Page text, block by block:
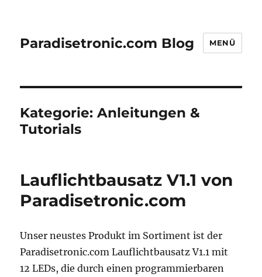
Paradisetronic.com Blog MENÜ
Kategorie:Anleitungen &
Tutorials
Lauflichtbausatz V1.1 von
Paradisetronic.com
Unser neustes Produkt im Sortiment ist der
Paradisetronic.com Lauflichtbausatz V1.1 mit
12 LEDs, die durch einen programmierbaren